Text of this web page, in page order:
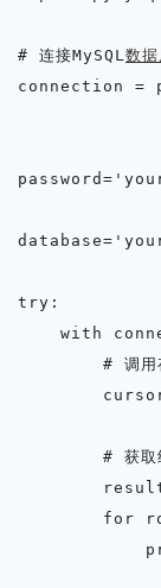
# 连接MySQL数据
connection =
try: